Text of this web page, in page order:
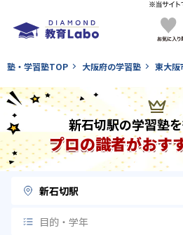
塾・学習塾TOP 大阪府の学習塾 東大阪
新石切駅の学習塾
プロの識者がおす
新石切駅
目的・学年